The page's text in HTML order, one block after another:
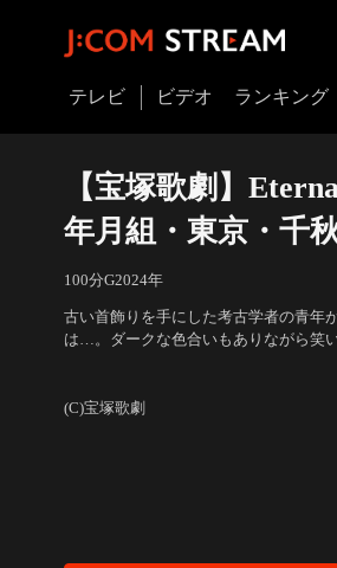
テレビ ビデオ ランキング
【宝塚歌劇】
年月組・東京・千秋
100分G2024年
古い首飾りを手にした考古学者の青年
は…。ダークな色合いもありながら笑
(C)宝塚歌劇